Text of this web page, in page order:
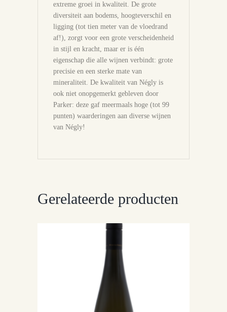
extreme groei in kwaliteit. De grote
diversiteit aan bodems, hoogteverschil en
ligging (tot tien meter van de vloedrand
af!), zorgt voor een grote verscheidenheid
in stijl en kracht, maar er is één
eigenschap die alle wijnen verbindt: grote
precisie en een sterke mate van
mineraliteit. De kwaliteit van Négly is
ook niet onopgemerkt gebleven door
Parker: deze gaf meermaals hoge (tot 99
punten) waarderingen aan diverse wijnen
van Négly!
Gerelateerde producten